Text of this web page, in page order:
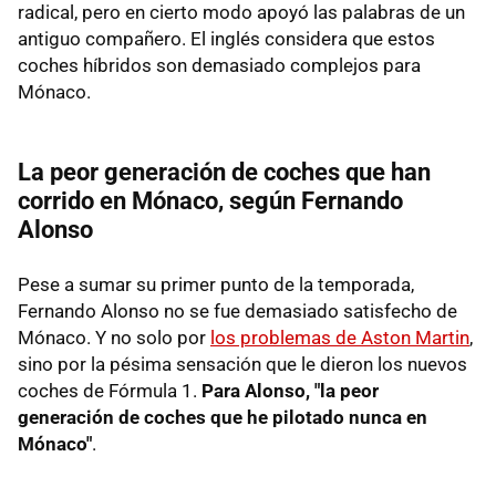
radical, pero en cierto modo apoyó las palabras de un
antiguo compañero. El inglés considera que estos
coches híbridos son demasiado complejos para
Mónaco.
La peor generación de coches que han
corrido en Mónaco, según Fernando
Alonso
Pese a sumar su primer punto de la temporada,
Fernando Alonso no se fue demasiado satisfecho de
Mónaco. Y no solo por los problemas de Aston Martin,
sino por la pésima sensación que le dieron los nuevos
coches de Fórmula 1. Para Alonso, "la peor
generación de coches que he pilotado nunca en
Mónaco".